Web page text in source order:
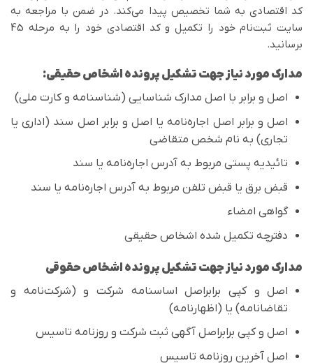
کد اقتصادی به شما تخصیص پیدا می‌کند. در ضمن با مراجعه به
سایت ثبت‌نام خود را تکمیل و کد اقتصادی خود را به مرحله 45
برسانید.
مدارک مورد نیاز جهت تشکیل پرونده اشخاص حقیقی:
اصل و برابر با اصل مدارک شناسایی (شناسنامه و کارت ملی)
اصل و برابر اصل اجاره‌نامه یا اصل و برابر اصل سند (اداری یا
تجاری) به نام شخص متقاضی
تائیدیه پستی مربوط به آدرس اجاره‌نامه یا سند
قبض برق یا قبض تلفن مربوط به آدرس اجاره‌نامه یا سند
گواهی امضاء
دفترچه تکمیل شده اشخاص حقیقی
مدارک مورد نیاز جهت تشکیل پرونده اشخاص حقوقی
اصل و کپی برابراصل اساسنامه شرکت و (شرکت‌نامه و
تقاضانامه) یا (اظهارنامه)
اصل و کپی برابراصل آگهی ثبت شرکت و روزنامه تاسیس
اصل آخرین روزنامه تاسیس